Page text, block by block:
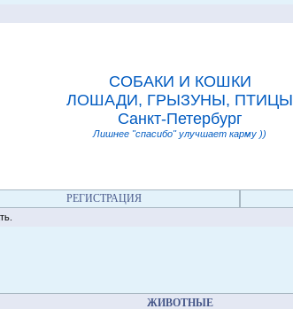
СОБАКИ И КОШКИ
ЛОШАДИ, ГРЫЗУНЫ, ПТИЦЫ
Санкт-Петербург
Лишнее "спасибо" улучшает карму ))
РЕГИСТРАЦИЯ
ЖИВОТНЫЕ